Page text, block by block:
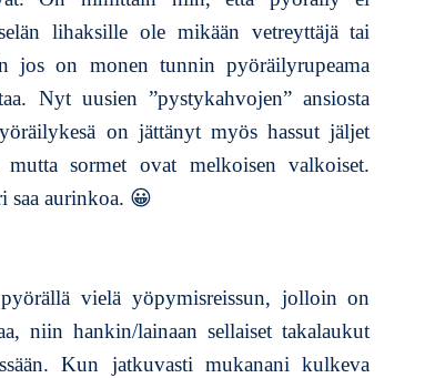
r
o
a
lihaksille ole mikään vetreyttäjä tai
jos on monen tunnin pyöräilyrupeama
Nyt uusien ”pystykahvojen” ansiosta
on jättänyt myös hassut jäljet
sormet ovat melkoisen valkoiset.
saa aurinkoa. 😀
vielä yöpymisreissun, jolloin on
niin hankin/lainaan sellaiset takalaukut
Kun jatkuvasti mukanani kulkeva